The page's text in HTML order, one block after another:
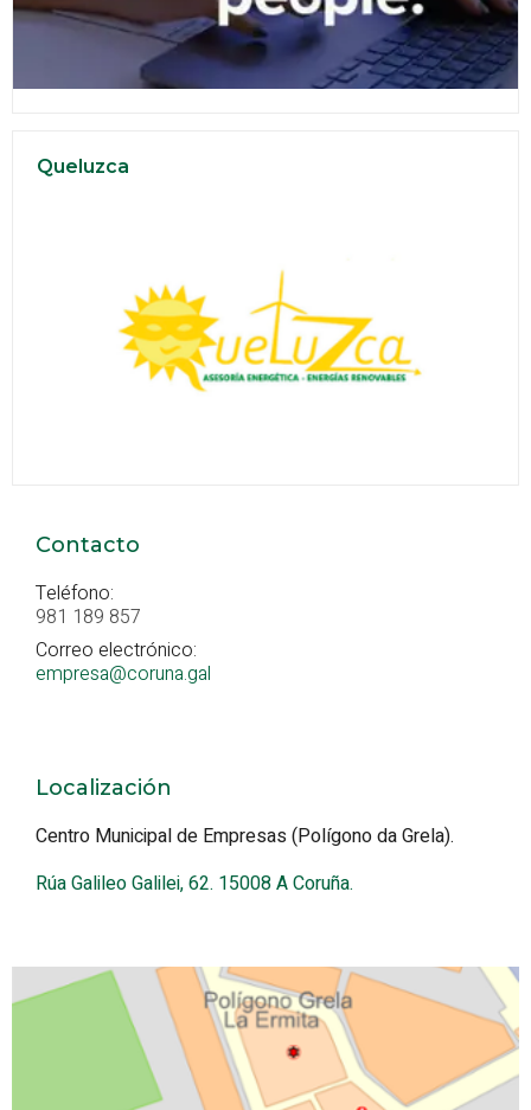
Queluzca
Contacto
Teléfono:
981 189 857
Correo electrónico:
empresa@coruna.gal
Localización
Centro Municipal de Empresas (Polígono da Grela).
Rúa Galileo Galilei, 62. 15008 A Coruña.